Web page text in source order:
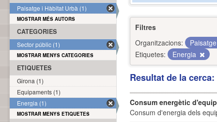
Filtres
Organitzacions:
Etiquetes:
Energia
Resultat de la
Consum energètic
Consum d'energia dels
Paisatge i Hàbitat Urbà (1)
MOSTRAR MÉS AUTORS
CATEGORIES
Sector públic (1)
MOSTRAR MENYS CATEGORIES
ETIQUETES
Girona (1)
Equipaments (1)
Energia (1)
MOSTRAR MENYS ETIQUETES